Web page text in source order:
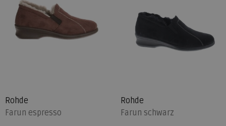
Rohde
Farun espresso
Rohde
Farun schwarz